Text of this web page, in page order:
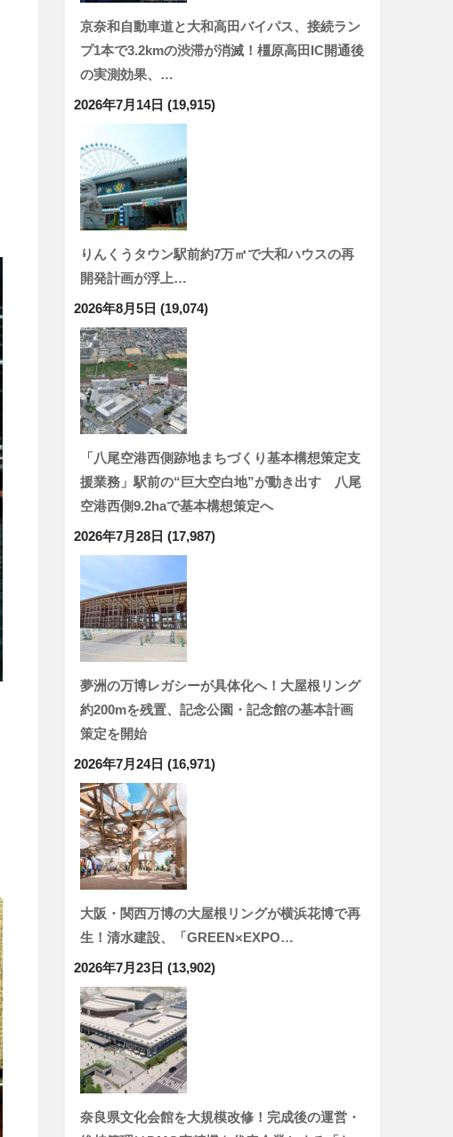
京奈和自動車道と大和高田バイパス、接続ラン
プ1本で3.2kmの渋滞が消滅！橿原高田IC開通後
の実測効果、…
2026年7月14日 (19,915)
りんくうタウン駅前約7万㎡で大和ハウスの再
開発計画が浮上…
2026年8月5日 (19,074)
「八尾空港西側跡地まちづくり基本構想策定支
援業務」駅前の“巨大空白地”が動き出す 八尾
空港西側9.2haで基本構想策定へ
2026年7月28日 (17,987)
夢洲の万博レガシーが具体化へ！大屋根リング
約200mを残置、記念公園・記念館の基本計画
策定を開始
2026年7月24日 (16,971)
大阪・関西万博の大屋根リングが横浜花博で再
生！清水建設、「GREEN×EXPO…
2026年7月23日 (13,902)
奈良県文化会館を大規模改修！完成後の運営・